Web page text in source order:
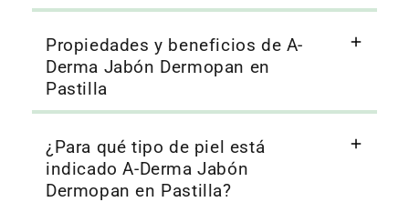
Propiedades y beneficios de A-
Derma Jabón Dermopan en
Pastilla
¿Para qué tipo de piel está
indicado A-Derma Jabón
Dermopan en Pastilla?